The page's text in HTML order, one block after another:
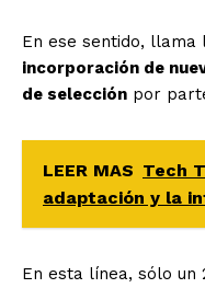
En ese sentido, llama
incorporación de
de selección por
LEER MAS Tech
adaptación y la
En esta línea, sólo un